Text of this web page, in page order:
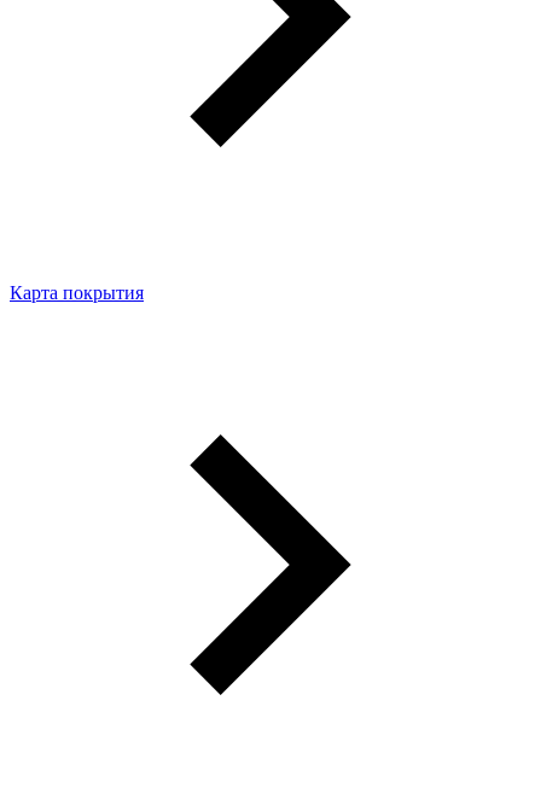
Карта покрытия